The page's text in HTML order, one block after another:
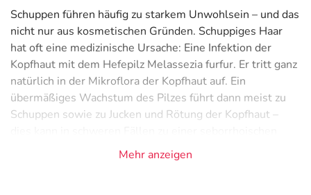
Schuppen führen häufig zu starkem Unwohlsein – und das
nicht nur aus kosmetischen Gründen. Schuppiges Haar
hat oft eine medizinische Ursache: Eine Infektion der
Kopfhaut mit dem Hefepilz Melassezia furfur. Er tritt ganz
natürlich in der Mikroflora der Kopfhaut auf. Ein
übermäßiges Wachstum des Pilzes führt dann meist zu
Schuppen sowie zu Jucken und Rötung der Kopfhaut –
Mehr anzeigen